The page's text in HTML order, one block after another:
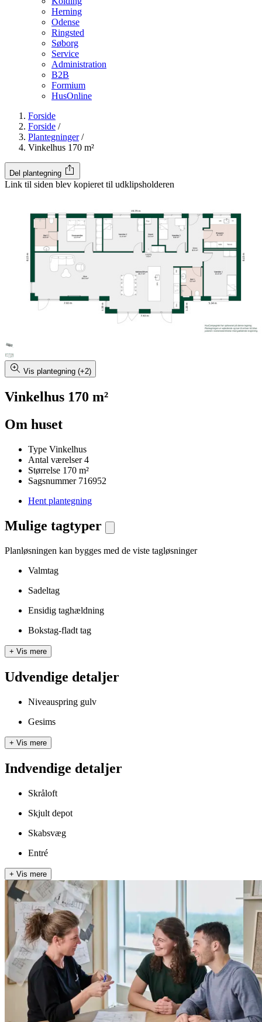
Herning
Odense
Ringsted
Søborg
Service
Administration
B2B
Formium
HusOnline
Forside
Forside /
Plantegninger /
Vinkelhus 170 m²
Del plantegning
Link til siden blev kopieret til udklipsholderen
Vis plantegning (+2)
Vinkelhus 170 m²
Om huset
Type Vinkelhus
Antal værelser 4
Størrelse 170 m²
Sagsnummer 716952
Hent plantegning
Mulige tagtyper
Planløsningen kan bygges med de viste tagløsninger
Valmtag
Sadeltag
Ensidig taghældning
Bokstag-fladt tag
+ Vis mere
Udvendige detaljer
Niveauspring gulv
Gesims
+ Vis mere
Indvendige detaljer
Skråloft
Skjult depot
Skabsvæg
Entré
+ Vis mere